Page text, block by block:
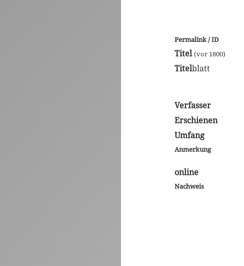
Permalink / ID
Titel (vor 1800)
Titelblatt
Verfasser
Erschienen
Umfang
Anmerkung
online
Nachweis